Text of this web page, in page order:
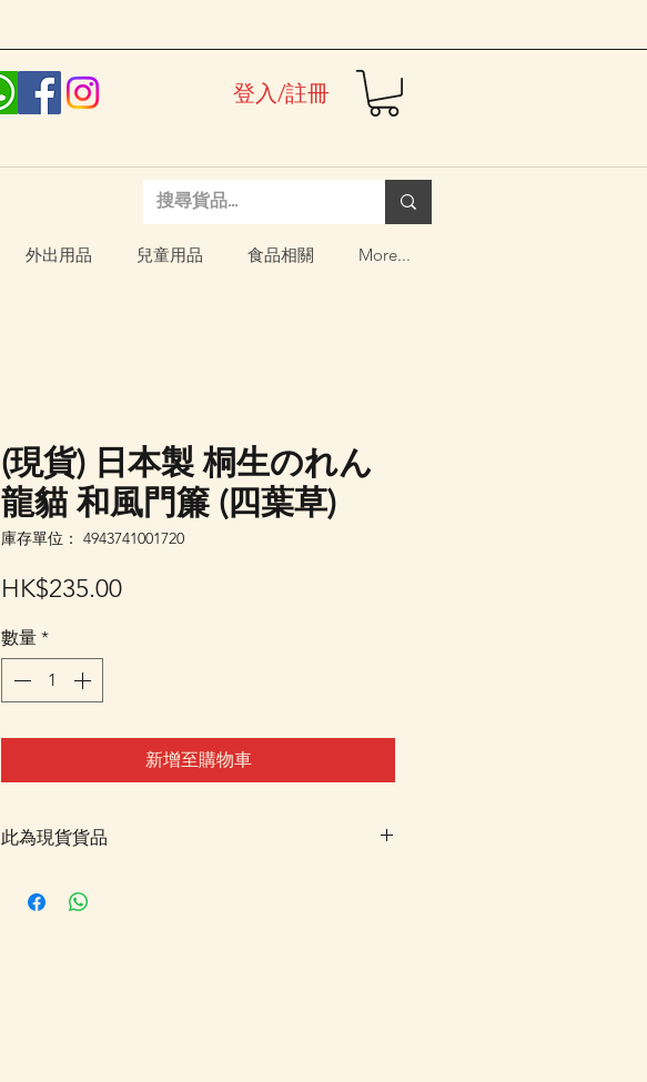
登入/註冊
外出用品 兒童用品 食品相關 More...
(現貨) 日本製 桐生のれん
龍貓 和風門簾 (四葉草)
庫存單位： 4943741001720
HK$235.00價
數量 *
新增至購物車
此為現貨貨品
統顯示為"無庫存"或 未能放入購物車時, 可以